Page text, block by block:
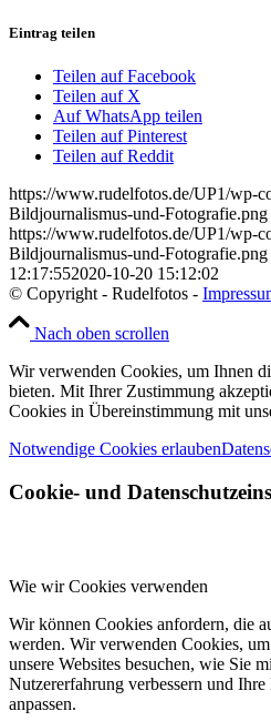
Eintrag teilen
Teilen auf Facebook
Teilen auf X
Auf WhatsApp teilen
Teilen auf Pinterest
Teilen auf Reddit
https://www.rudelfotos.de/UP1/wp-
Bildjournalismus-und-Fotografie.png
https://www.rudelfotos.de/UP1/wp-
Bildjournalismus-und-Fotografie.png
12:17:552020-10-20 15:12:02
© Copyright - Rudelfotos -
Nach oben scrollen
Wir verwenden Cookies, um Ihnen
bieten. Mit Ihrer Zustimmung
Cookies in Übereinstimmung mit
Notwendige Cookies erlauben
Cookie- und
Wie wir Cookies verwenden
Wir können Cookies anfordern, die
werden. Wir verwenden Cookies,
unsere Websites besuchen, wie Sie
Nutzererfahrung verbessern und
anpassen.